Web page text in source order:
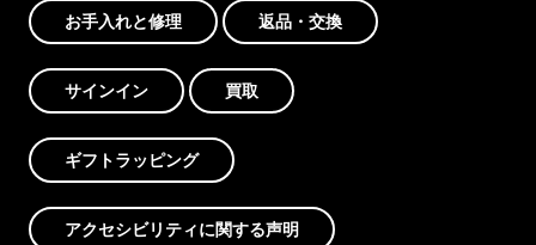
お手入れと修理 返品・交換
サインイン 買取
ギフトラッピング
アクセシビリティに関する声明